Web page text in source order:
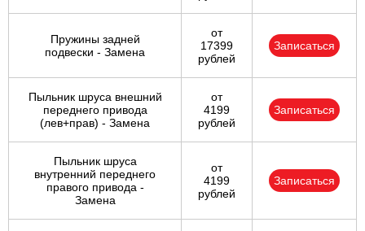
Пружины задней
подвески - Замена
от
17399
рублей
Записаться
Пыльник шруса внешний
переднего привода
(лев+прав) - Замена
от
4199
рублей
Записаться
Пыльник шруса
внутренний переднего
правого привода -
Замена
от
4199
рублей
Записаться